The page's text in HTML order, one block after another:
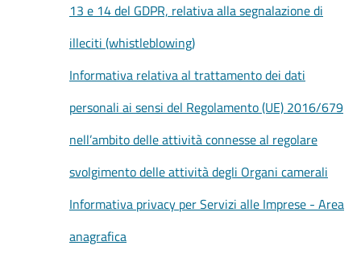
Pagamenti
Registrati
13 e 14 del GDPR, relativa alla segnalazione di
illeciti (whistleblowing)
Informativa relativa al trattamento dei dati
personali ai sensi del Regolamento (UE) 2016/679
nell’ambito delle attività connesse al regolare
svolgimento delle attività degli Organi camerali
Informativa privacy per Servizi alle Imprese - Area
anagrafica